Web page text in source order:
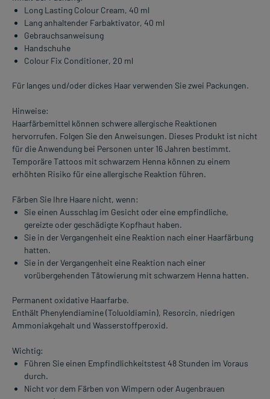
Long Lasting Colour Cream, 40 ml
Lang anhaltender Farbaktivator, 40 ml
Gebrauchsanweisung
Handschuhe
Colour Fix Conditioner, 20 ml
Für langes und/oder dickes Haar verwenden Sie zwei Packungen.
Hinweise:
Haarfärbemittel können schwere allergische Reaktionen
hervorrufen. Folgen Sie den Anweisungen. Dieses Produkt ist nicht
für die Anwendung bei Personen unter 16 Jahren bestimmt.
Temporäre Tattoos mit schwarzem Henna können zu einem
erhöhten Risiko für eine allergische Reaktion führen.
Färben Sie Ihre Haare nicht, wenn:
Sie einen Ausschlag im Gesicht oder eine empfindliche,
gereizte oder geschädigte Kopfhaut haben.
Sie in der Vergangenheit eine Reaktion nach einer Haarfärbung
hatten.
Sie in der Vergangenheit eine Reaktion nach einer
vorübergehenden Tätowierung mit schwarzem Henna hatten.
Permanent oxidative Haarfarbe.
Enthält Phenylendiamine (Toluoldiamin), Resorcin, niedrigen
Ammoniakgehalt und Wasserstoffperoxid.
Wichtig:
Führen Sie einen Empfindlichkeitstest 48 Stunden im Voraus
durch.
Nicht vor dem Färben von Wimpern oder Augenbrauen